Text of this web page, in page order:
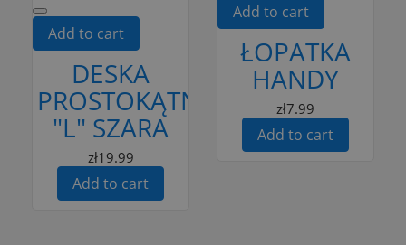
Add to cart
DESKA
PROSTOKĄTNA
"L" SZARA
zł19.99
Add to cart
Add to cart
ŁOPATKA
HANDY
zł7.99
Add to cart